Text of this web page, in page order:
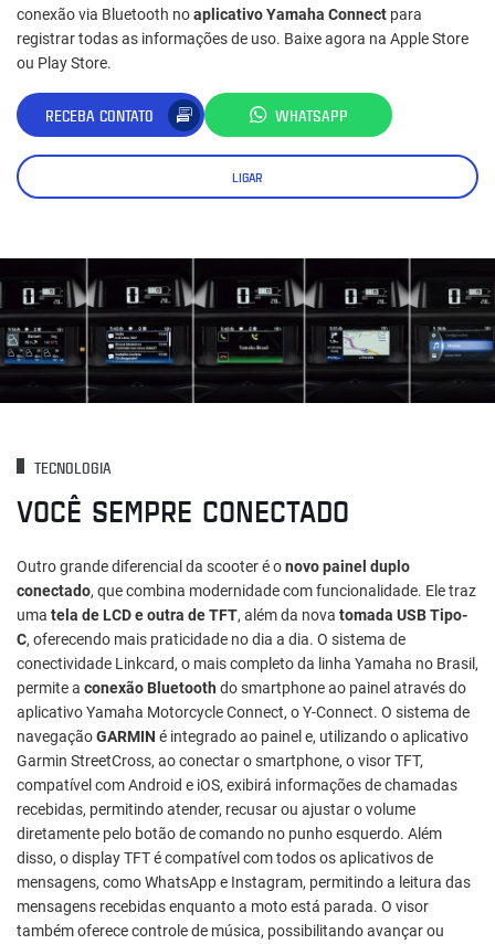
conexão via Bluetooth noaplicativo Yamaha Connect para
registrar todas as informações de uso. Baixe agora na Apple Store
ou Play Store.
RECEBA CONTATO WHATSAPP
LIGAR
TECNOLOGIA
VOCÊ SEMPRE CONECTADO
Outro grande diferencial da scooter é onovo painel duplo
conectado, que combina modernidade com funcionalidade. Ele traz
uma tela de LCD e outra de TFT, além da nova tomada USB Tipo-
C, oferecendo mais praticidade no dia a dia. O sistema de
conectividade Linkcard, o mais completo da linha Yamaha no Brasil,
permite a conexão Bluetooth do smartphone ao painel através do
aplicativo Yamaha Motorcycle Connect, o Y-Connect. O sistema de
navegaçãoGARMIN é integrado ao painel e, utilizando o aplicativo
Garmin StreetCross, ao conectar o smartphone, o visor TFT,
compatível com Android e iOS, exibirá informações de chamadas
recebidas, permitindo atender, recusar ou ajustar o volume
diretamente pelo botão de comando no punho esquerdo. Além
disso, o display TFT é compatível com todos os aplicativos de
mensagens, como WhatsApp e Instagram, permitindo a leitura das
mensagens recebidas enquanto a moto está parada. O visor
também oferece controle de música, possibilitando avançar ou